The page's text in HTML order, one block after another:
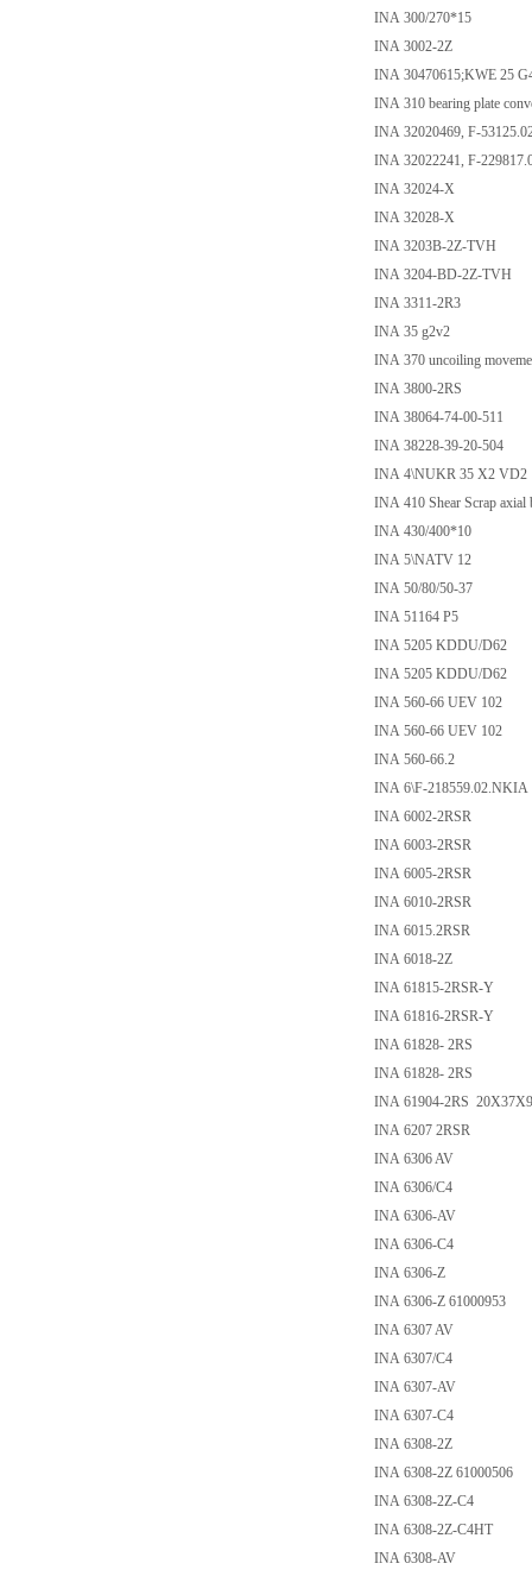
INA 300/270*15
INA 3002-2Z
INA 30470615;KWE 25
INA 310 bearing plate
INA 32020469, F-
INA 32022241, F-
INA 32024-X
INA 32028-X
INA 3203B-2Z-TVH
INA 3204-BD-2Z-TVH
INA 3311-2R3
INA 35 g2v2
INA 370 uncoiling
INA 3800-2RS
INA 38064-74-00-511
INA 38228-39-20-504
INA 4\NUKR 35 X2 VD2
INA 410 Shear Scrap
INA 430/400*10
INA 5\NATV 12
INA 50/80/50-37
INA 51164 P5
INA 5205 KDDU/D62
INA 5205 KDDU/D62
INA 560-66 UEV 102
INA 560-66 UEV 102
INA 560-66.2
INA 6\F-218559.02.NKIA
INA 6002-2RSR
INA 6003-2RSR
INA 6005-2RSR
INA 6010-2RSR
INA 6015.2RSR
INA 6018-2Z
INA 61815-2RSR-Y
INA 61816-2RSR-Y
INA 61828- 2RS
INA 61828- 2RS
INA 61904-2RS
INA 6207 2RSR
INA 6306 AV
INA 6306/C4
INA 6306-AV
INA 6306-C4
INA 6306-Z
INA 6306-Z 61000953
INA 6307 AV
INA 6307/C4
INA 6307-AV
INA 6307-C4
INA 6308-2Z
INA 6308-2Z 61000506
INA 6308-2Z-C4
INA 6308-2Z-C4HT
INA 6308-AV